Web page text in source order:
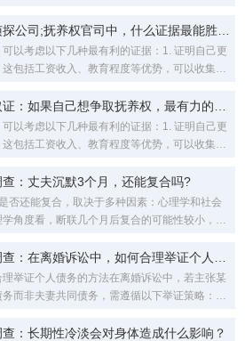
以考虑以下几种最有利的证据：1. 证明自己更
包括工资收入、教育程度等优势，可以收集工
以考虑以下几种最有利的证据：1. 证明自己更
包括工资收入、教育程度等优势，可以收集工
：丈夫沉默3个月，还能复合吗?
否还能复合，取决于多种因素：心理学和社会
角度看，断联几个月后复合的可能性较小，因
举证个人债务的方法在离婚诉讼中，若主张某
而非夫妻共同债务，需遵循以下举证策略：收
：长期性冷淡会对身体造成什么影响？